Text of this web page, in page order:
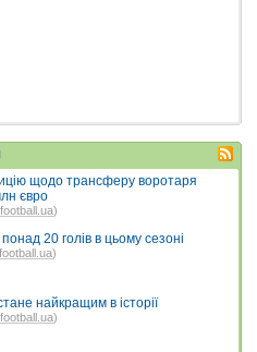
щодо трансферу воротаря
євро
football.ua)
20 голів в цьому сезоні
football.ua)
найкращим в історії
football.ua)